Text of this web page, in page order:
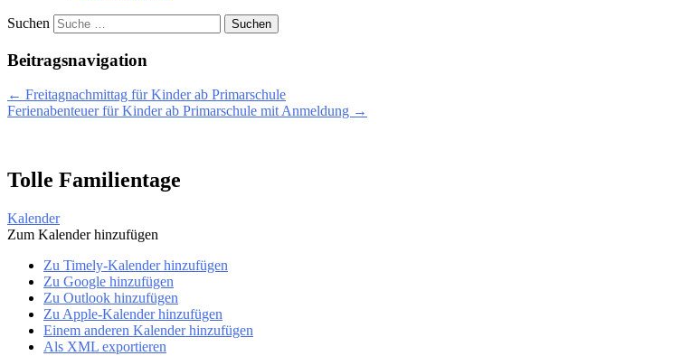
Suchen
Beitragsnavigation
← Freitagnachmittag für Kinder ab Primarschule
Ferienabenteuer für Kinder ab Primarschule mit Anmeldung →
Tolle Familientage
Kalender
Zum Kalender hinzufügen
Zu Timely-Kalender hinzufügen
Zu Google hinzufügen
Zu Outlook hinzufügen
Zu Apple-Kalender hinzufügen
Einem anderen Kalender hinzufügen
Als XML exportieren